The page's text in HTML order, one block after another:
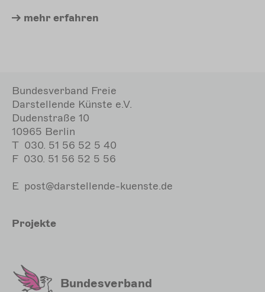
mehr erfahren
Bundesverband Freie
Darstellende Künste e.V.
Dudenstraße 10
10965 Berlin
T 030. 51 56 52 5 40
F 030. 51 56 52 5 56
E post@darstellende-kuenste.de
Hauptnavigation
Projekte
Bundesverband